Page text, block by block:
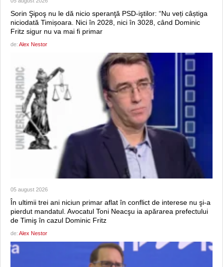
Sorin Şipoş nu le dă nicio speranţă PSD-iştilor: “Nu veți câștiga
niciodată Timișoara. Nici în 2028, nici în 3028, când Dominic
Fritz sigur nu va mai fi primar
de: Alex Nestor
05 august 2026
În ultimii trei ani niciun primar aflat în conflict de interese nu şi-a
pierdut mandatul. Avocatul Toni Neacşu ia apărarea prefectului
de Timiş în cazul Dominic Fritz
de: Alex Nestor